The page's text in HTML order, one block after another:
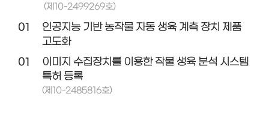
(제10-2499269호)
01
인공지능 기반 농작물 자동 생육 계측 장치 제품
고도화
01
이미지 수집장치를 이용한 작물 생육 분석 시스템
특허 등록
(제10-2485816호)